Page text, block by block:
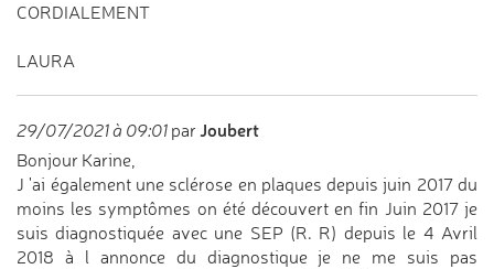
CORDIALEMENT
LAURA
29/07/2021 à 09:01 par Joubert
Bonjour Karine,
J 'ai également une sclérose en plaques depuis juin 2017 du
moins les symptômes on été découvert en fin Juin 2017 je
suis diagnostiquée avec une SEP (R. R) depuis le 4 Avril
2018 à l annonce du diagnostique je ne me suis pas